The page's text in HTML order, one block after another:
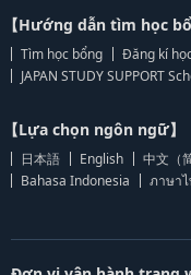
【Hướng dẫn tìm học
Tìm học bổng
Đăng kí
JAPAN STUDY SUPPORT
【Lựa chọn ngôn ngữ】
日本語 English 中文（
Bahasa Indonesia
ภาษา